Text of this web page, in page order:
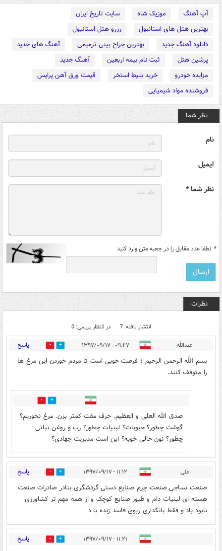
آپ آهنگ موزیک شاه
سایت تاریخ ایران
بهترین هتل های استانبول
رزرو هتل استانبول
دانلود آهنگ جدید
بهترین جراح بینی ترمیمی
آهنگ های جدید
پرشین هتل
ثبت نام بیمه اربعین
آهنگ جدید
مزایده خودرو
خرید بلیط استخر
قیمت ورق آهن پرایس
فروشنده مواد شیمیایی
نظر شما
نام
ایمیل
نظر شما *
* لطفا عدد مقابل را در جعبه متن وارد کنید
نظرات
انتشار یافته: 7 در انتظار بررسی: 0
عبدالله ۰۹:۴۷ - ۱۳۹۷/۰۹/۱۷ 19 پاسخ
بسم الله الرحمن الرحیم ؛ فرصت خوبی است تا مردم خوردن این مرغ ها
را متوقف کنند.
16
صدق الله العلی و العظیم. حرف مفت کمتر بزن. مرغ نخوریم؟
گوشت چطور؟ حبوبات؟ لبنیات چطور؟ رب و روغن نباتی
چطور؟ نون خالی خوبه؟ این است مدیریت جهادی؟
علی ۱۱:۱۲ - ۱۳۹۷/۰۹/۱۷ 10 پاسخ
صنعت نساجی صنعت چرم صنایع دستی گردشگری بنادر صادرات صنعت
هسته ای لبنیات دام و طیور صنایع کوچک و از همه مهم تر کشاورزی
نابود باد و فقط بانکداری ربوی فاسد زنده با د
۱۱:۲۱ - ۱۳۹۷/۰۹/۱۷ 8 پاسخ